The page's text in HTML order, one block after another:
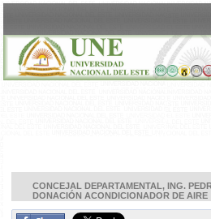
CONCEJAL DEPARTAMENTAL, ING.
DONACIÓN ACONDICIONADOR DE AIRE